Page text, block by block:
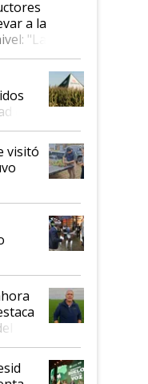
a la
"Las
son
en
visitó